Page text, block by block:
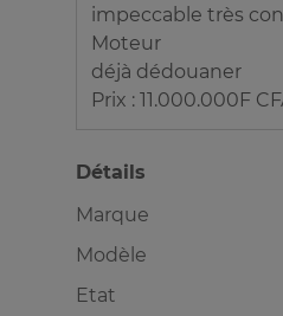
impeccable très
Moteur
déjà dédouaner
Prix : 11.000.000F
Détails
Marque
Modèle
Etat